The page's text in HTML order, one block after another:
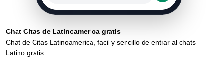
Chat Citas de Latinoamerica gratis
Chat de Citas Latinoamerica, facil y sencillo de entrar al chats
Latino gratis